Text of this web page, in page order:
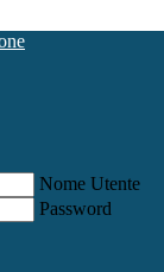
Nome Utente
Password